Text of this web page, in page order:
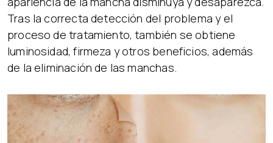
Tras la correcta detección del problema y el
proceso de tratamiento, también se obtiene
luminosidad, firmeza y otros beneficios, además
de la eliminación de las manchas.